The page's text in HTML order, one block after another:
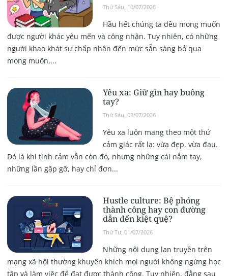
Thứ Sáu, 10/07/2026
Hầu hết chúng ta đều mong muốn
được người khác yêu mến và công nhận. Tuy nhiên, có những
người khao khát sự chấp nhận đến mức sẵn sàng bỏ qua
mong muốn,...
Yêu xa: Giữ gìn hay buông
tay?
Thứ Sáu, 03/07/2026
Yêu xa luôn mang theo một thứ
cảm giác rất lạ: vừa đẹp, vừa đau.
Đó là khi tình cảm vẫn còn đó, nhưng những cái nắm tay,
những lần gặp gỡ, hay chỉ đơn...
Hustle culture: Bệ phóng
thành công hay con đường
dẫn đến kiệt quệ?
Thứ Tư, 01/07/2026
Những nội dung lan truyền trên
mạng xã hội thường khuyến khích mọi người không ngừng học
tập và làm việc để đạt được thành công. Tuy nhiên, đằng sau